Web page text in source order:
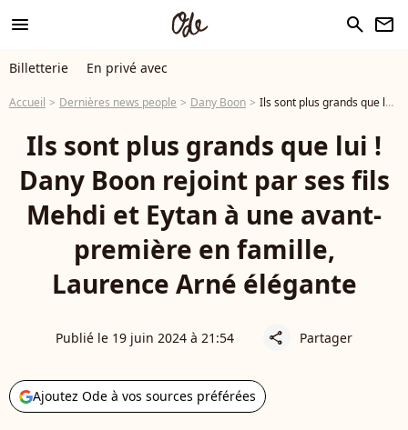
menu search newsletter
Billetterie En privé avec
Accueil Dernières news people Dany Boon Ils sont plus grands que lui ! Dany Boon rejoint par ses fils Mehdi et Eytan à une avant-première en famille, Laurence Arné élégante
Ils sont plus grands que lui !
Dany Boon rejoint par ses fils
Mehdi et Eytan à une avant-
première en famille,
Laurence Arné élégante
Publié le 19 juin 2024 à 21:54 share Partager
Ajoutez Ode à vos sources préférées